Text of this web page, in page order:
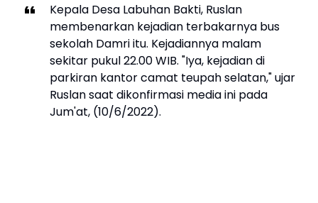
Kepala Desa Labuhan Bakti, Ruslan
membenarkan kejadian terbakarnya bus
sekolah Damri itu. Kejadiannya malam
sekitar pukul 22.00 WIB. "Iya, kejadian di
parkiran kantor camat teupah selatan," ujar
Ruslan saat dikonfirmasi media ini pada
Jum'at, (10/6/2022).